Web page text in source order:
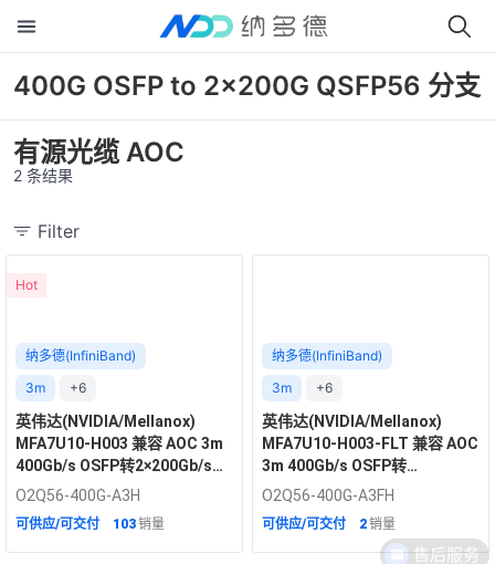
400G OSFP to 2x200G QSFP56 分支
有源光缆 AOC
2 条结果
Filter
Hot
纳多德(InfiniBand)
3m
+6
英伟达(NVIDIA/Mellanox)
MFA7U10-H003 兼容 AOC 3m
400Gb/s OSFP转2×200Gb/s
QSFP56 InfiniBand HDR 有源
模、LSZH）
O2Q56-400G-A3H
可供应/可交付 103销量
纳多德(InfiniBand)
3m
+6
英伟达(NVIDIA/Mellanox)
MFA7U10-H003-FLT 兼容 AOC
3m 400Gb/s OSFP转
2×200Gb/s QSFP56 InfiniBand
850nm、多模、LSZH）
O2Q56-400G-A3FH
可供应/可交付 2销量
售后服务